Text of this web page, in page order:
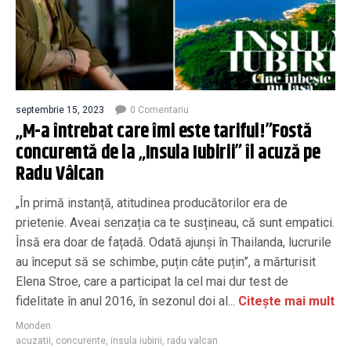
septembrie 15, 2023 0 Comentariu
„M-a întrebat care îmi este tariful!”Fostă
concurentă de la „Insula Iubirii” îl acuză pe
Radu Vâlcan
„În primă instanță, atitudinea producătorilor era de
prietenie. Aveai senzația ca te susțineau, că sunt empatici.
Însă era doar de fațadă. Odată ajunși în Thailanda, lucrurile
au început să se schimbe, puțin câte puțin”, a mărturisit
Elena Stroe, care a participat la cel mai dur test de
fidelitate în anul 2016, în sezonul doi al... Citește mai mult
Monden
acuzatii, concurente, insula iubirii, radu valcan